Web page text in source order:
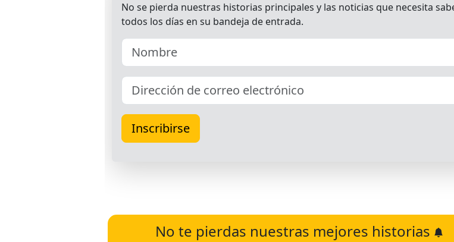
No te pierdas nuestras mejores historias